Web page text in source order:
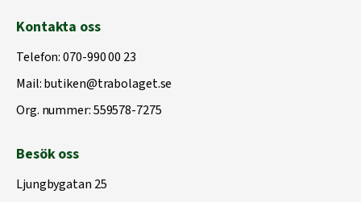
Kontakta oss
Telefon:070-990 00 23
Mail:butiken@trabolaget.se
Org. nummer: 559578-7275
Besök oss
Ljungbygatan 25